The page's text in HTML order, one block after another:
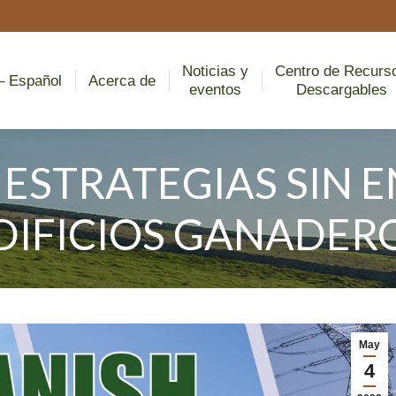
Español Acerca de
Noticias y
eventos
Centro de
Descargables
SIN
Estás aquí:
May
4
eventos